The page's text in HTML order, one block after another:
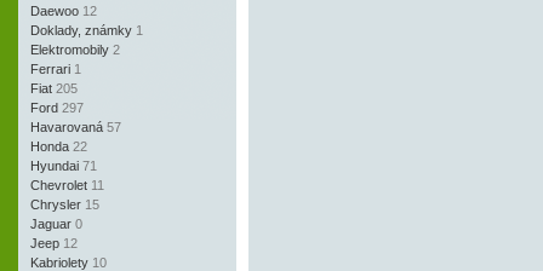
Daewoo 12
Doklady, známky 1
Elektromobily 2
Ferrari 1
Fiat 205
Ford 297
Havarovaná 57
Honda 22
Hyundai 71
Chevrolet 11
Chrysler 15
Jaguar 0
Jeep 12
Kabriolety 10